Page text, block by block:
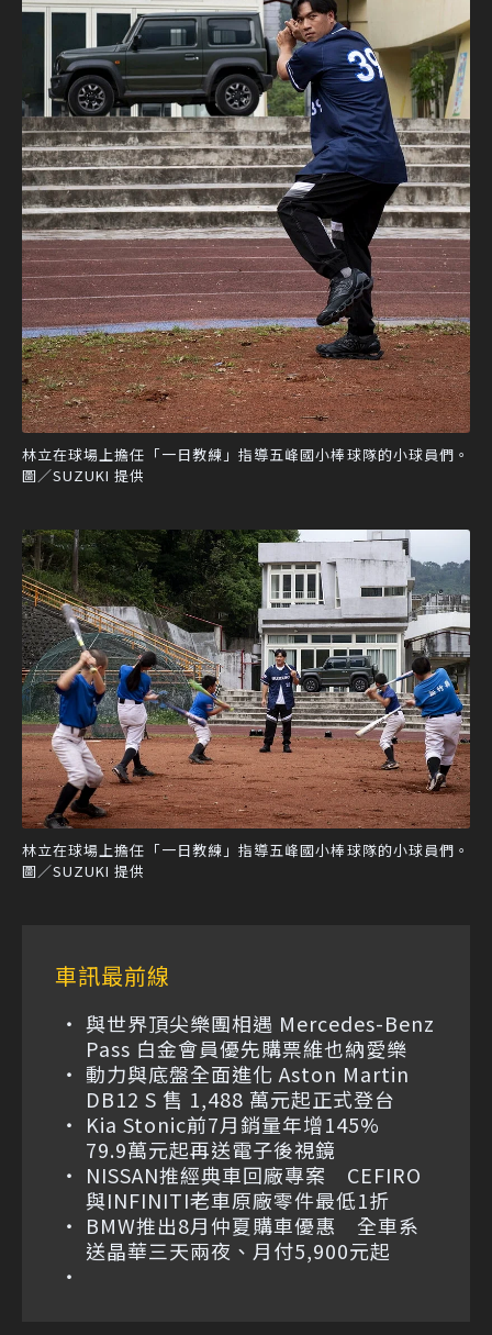
林立在球場上擔任「一日教練」指導五峰國小棒球隊的小球員們。
圖／SUZUKI 提供
林立在球場上擔任「一日教練」指導五峰國小棒球隊的小球員們。
圖／SUZUKI 提供
車訊最前線
與世界頂尖樂團相遇 Mercedes-Benz
Pass 白金會員優先購票維也納愛樂
動力與底盤全面進化 Aston Martin
DB12 S 售 1,488 萬元起正式登台
Kia Stonic前7月銷量年增145%
79.9萬元起再送電子後視鏡
NISSAN推經典車回廠專案 CEFIRO
與INFINITI老車原廠零件最低1折
BMW推出8月仲夏購車優惠 全車系
送晶華三天兩夜、月付5,900元起